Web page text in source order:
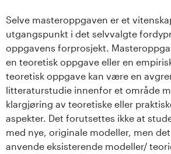
t
n
n
Selve masteroppgaven er et
utgangspunkt i det selvvalgte
oppgavens forprosjekt.
en teoretisk oppgave eller en
teoretisk oppgave kan være en
litteraturstudie innenfor et område
klargjøring av teoretiske eller
aspekter. Det forutsettes ikke at
med nye, originale modeller, men
anvende eksisterende modeller/